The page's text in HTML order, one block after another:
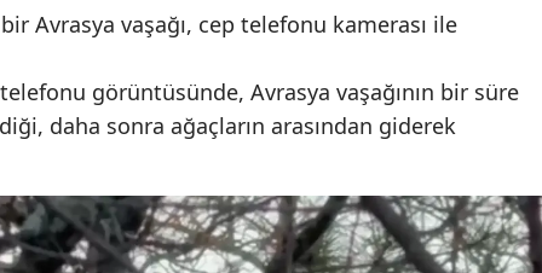
Gümüşhane
Hatay
Isparta
Avrasya vaşağı, cep telefonu kamerası ile
görüntüsünde, Avrasya vaşağının bir süre
daha sonra ağaçların arasından giderek